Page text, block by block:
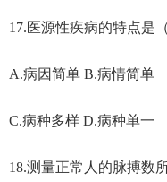
17.医源性疾病的特点是
A.病因简单 B.病情简单
C.病种多样 D.病种单一
18.测量正常人的脉搏